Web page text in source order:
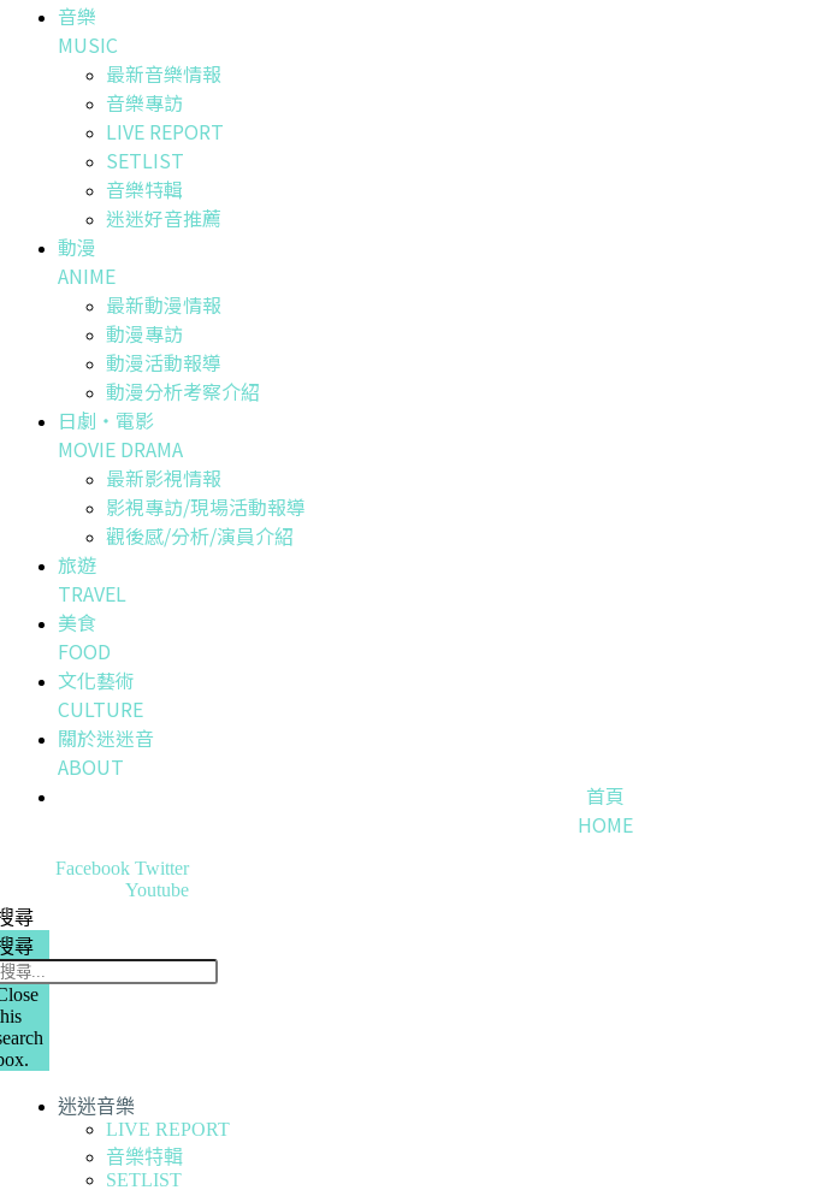
音樂
MUSIC
最新音樂情報
音樂專訪
LIVE REPORT
SETLIST
音樂特輯
迷迷好音推薦
動漫
ANIME
最新動漫情報
動漫專訪
動漫活動報導
動漫分析考察介紹
日劇・電影
MOVIE DRAMA
最新影視情報
影視專訪/現場活動報導
觀後感/分析/演員介紹
旅遊
TRAVEL
美食
FOOD
文化藝術
CULTURE
關於迷迷音
ABOUT
首頁
HOME
Facebook Twitter
Youtube
尋
尋
迷迷音樂
LIVE REPORT
音樂特輯
SETLIST